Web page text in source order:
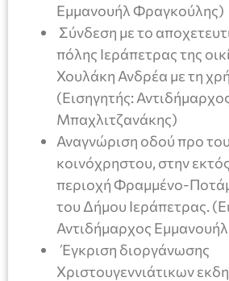
Εμμανουήλ Φραγκούλης)
Σύνδεση με το
πόλης Ιεράπετρας της
Χουλάκη Ανδρέα με τη
(Εισηγητής:
Μπαχλιτζανάκης)
Αναγνώριση οδού προ
κοινόχρηστου, στην
περιοχή Φραμμένο-
του Δήμου Ιεράπετρας.
Αντιδήμαρχος
Έγκριση διοργάνωσης
Χριστουγεννιάτικων